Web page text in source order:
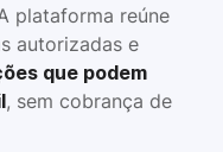
plataforma reúne
autorizadas e
que podem
, sem cobrança de